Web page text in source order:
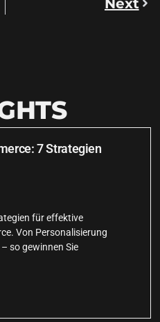
Next
7 Strategien
für effektive
Von Personalisierung
so gewinnen Sie